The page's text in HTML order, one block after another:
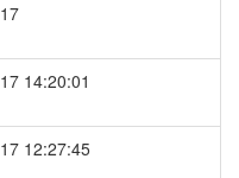
14:20:01
12:27:45